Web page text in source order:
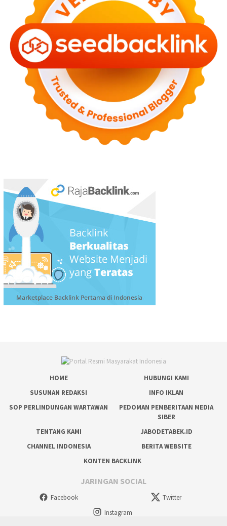
HOME
HUBUNGI KAMI
SUSUNAN REDAKSI
INFO IKLAN
SOP PERLINDUNGAN WARTAWAN
PEDOMAN PEMBERITAAN MEDIA
SIBER
TENTANG KAMI
JABODETABEK.ID
CHANNEL INDONESIA
BERITA WEBSITE
KONTEN BACKLINK
JARINGAN SOCIAL
Facebook
Twitter
Instagram